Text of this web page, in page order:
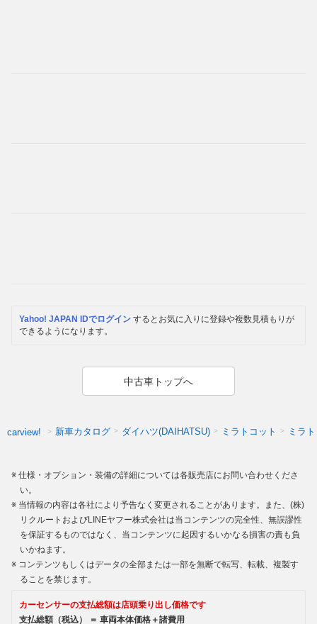
Yahoo! JAPAN IDでログイン するとお気に入りに登録や複数見積もりが
できるようになります。
中古車トップへ
carview! 新車カタログ ダイハツ(DAIHATSU) ミラトコット ミラ
仕様・オプション・装備の詳細については各販売店にお問い合わせくださ
い。
当情報の内容は各社により予告なく変更されることがあります。また、(株)
リクルートおよびLINEヤフー株式会社は当コンテンツの完全性、無誤謬性
を保証するものではなく、当コンテンツに起因するいかなる損害の責も負
いかねます。
コンテンツもしくはデータの全部または一部を無断で転写、転載、複製す
ることを禁じます。
カーセンサーの支払総額は店頭乗り出し価格です
支払総額（税込） ＝ 車両本体価格＋諸費用